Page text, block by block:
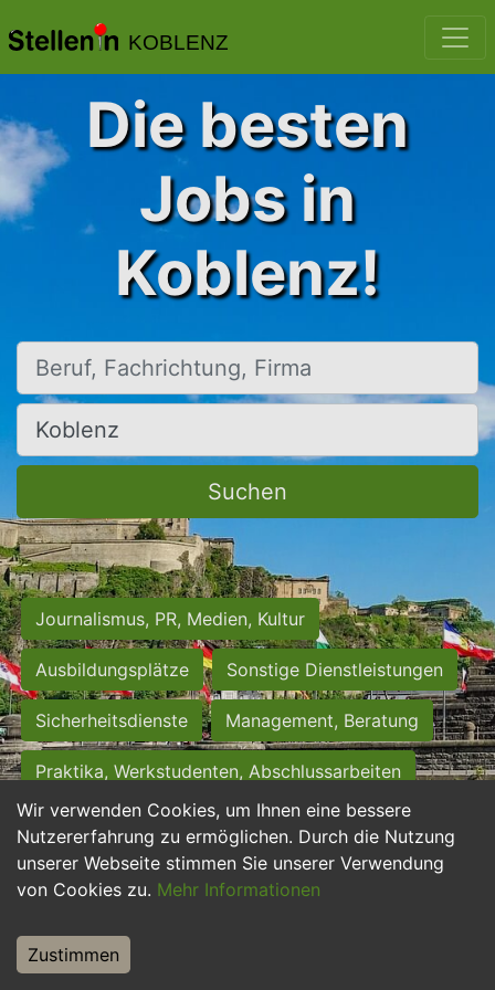
KOBLENZ
Wir verwenden Cookies, um Ihnen eine bessere
Nutzererfahrung zu ermöglichen. Durch die Nutzung
unserer Webseite stimmen Sie unserer Verwendung
von Cookies zu. Mehr Informationen
Zustimmen
Die besten
Jobs in
Koblenz!
Beruf, Fachrichtung, Firma
Ort, Stadt
Suchen
Journalismus, PR, Medien, Kultur
Ausbildungsplätze Sonstige Dienstleistungen
Sicherheitsdienste Management, Beratung
Praktika, Werkstudenten, Abschlussarbeiten
Personalwesen Assistenz, Sekretariat
Hilfskräfte, Aushilfs- und Nebenjobs
Weiterbildung, Studium, duale Ausbildung